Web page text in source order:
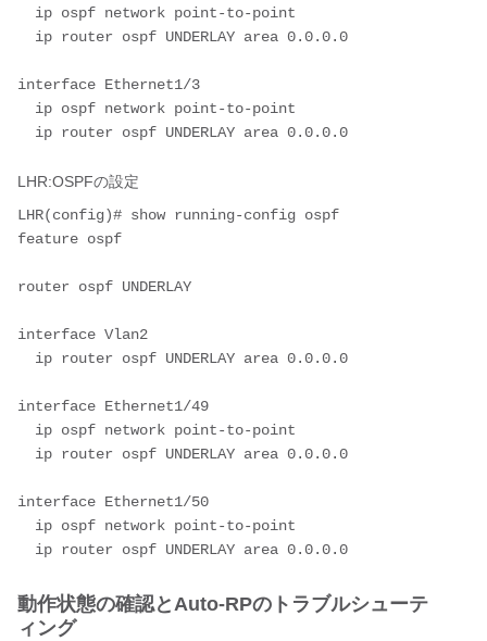
interface Ethernet1/3
LHR:OSPFの設定
LHR(config)# show running-config ospf
feature ospf
router ospf UNDERLAY
interface Vlan2
interface Ethernet1/49
interface Ethernet1/50
動作状態の確認とAuto-RPのトラブルシューテ
ィング